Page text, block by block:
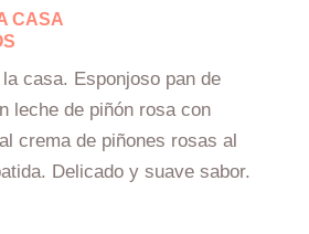
CASA
casa. Esponjoso pan de
leche de piñón rosa con
crema de piñones rosas al
Delicado y suave sabor.